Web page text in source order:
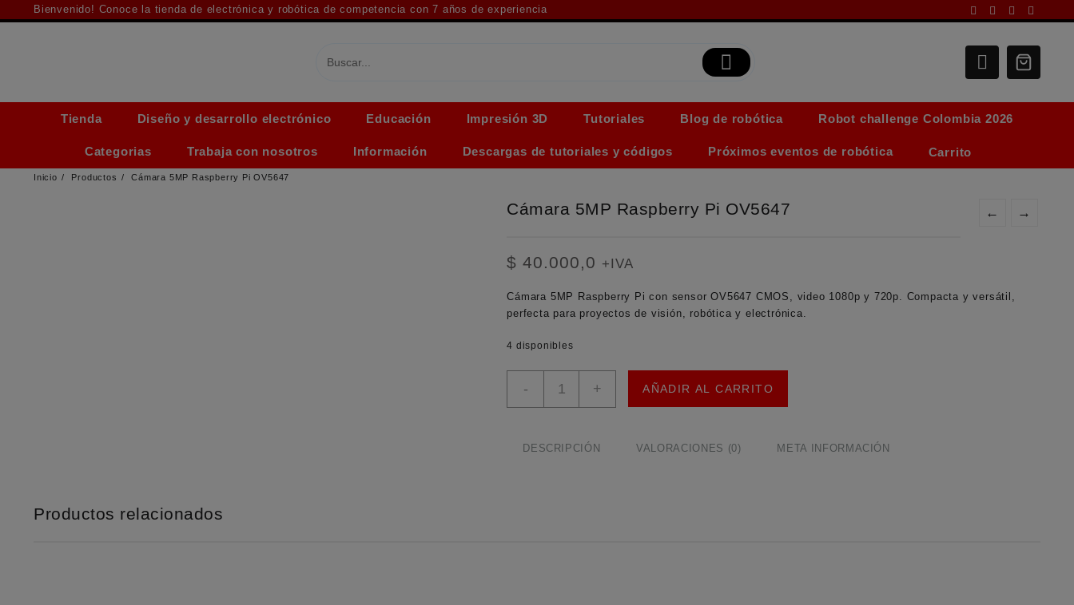
al
Bienvenido! Conoce la tienda de electrónica y robótica de competencia con 7 años de experiencia
Tienda Diseño y desarrollo electrónico Educación Impresión 3D Tutoriales Blog de robótica Robot challenge Colombia 2026
Categorias Trabaja con nosotros Información Descargas de tutoriales y códigos Próximos eventos de robótica Carrito
Inicio Productos Cámara 5MP Raspberry Pi OV5647
← →
Cámara 5MP Raspberry Pi OV5647
$ 40.000,0 +IVA
Cámara 5MP Raspberry Pi con sensor OV5647 CMOS, video 1080p y 720p. Compacta y versátil,
perfecta para proyectos de visión, robótica y electrónica.
4 disponibles
-
5MP
OV5647
+ AÑADIR AL CARRITO
DESCRIPCIÓN VALORACIONES (0) META INFORMACIÓN
Productos relacionados